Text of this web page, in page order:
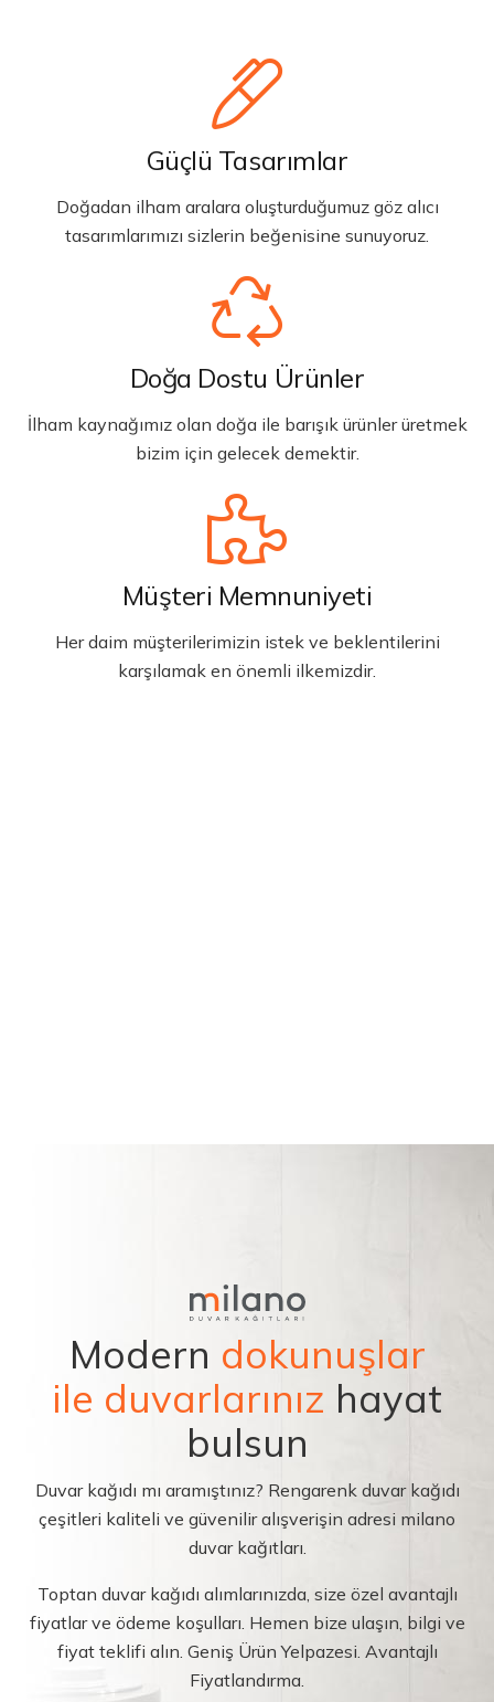
Güçlü Tasarımlar
Doğadan ilham aralara oluşturduğumuz göz alıcı
tasarımlarımızı sizlerin beğenisine sunuyoruz.
Doğa Dostu Ürünler
İlham kaynağımız olan doğa ile barışık ürünler üretmek
bizim için gelecek demektir.
Müşteri Memnuniyeti
Her daim müşterilerimizin istek ve beklentilerini
karşılamak en önemli ilkemizdir.
Modern dokunuşlar
ile duvarlarınız hayat
bulsun
Duvar kağıdı mı aramıştınız? Rengarenk duvar kağıdı
çeşitleri kaliteli ve güvenilir alışverişin adresi milano
duvar kağıtları.
Toptan duvar kağıdı alımlarınızda, size özel avantajlı
fiyatlar ve ödeme koşulları. Hemen bize ulaşın, bilgi ve
fiyat teklifi alın. Geniş Ürün Yelpazesi. Avantajlı
Fiyatlandırma.